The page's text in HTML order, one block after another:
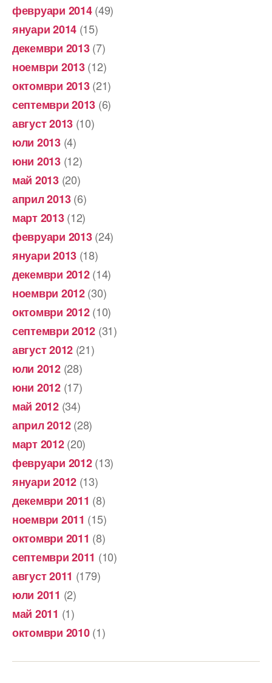
февруари 2014(49)
януари 2014 (15)
декември 2013(7)
ноември 2013(12)
октомври 2013(21)
септември 2013 (6)
август 2013 (10)
юли 2013(4)
юни 2013(12)
май 2013(20)
април 2013(6)
март 2013(12)
февруари 2013(24)
януари 2013 (18)
декември 2012(14)
ноември 2012(30)
октомври 2012(10)
септември 2012 (31)
август 2012 (21)
юли 2012(28)
юни 2012(17)
май 2012(34)
април 2012(28)
март 2012(20)
февруари 2012(13)
януари 2012 (13)
декември 2011 (8)
ноември 2011 (15)
октомври 2011 (8)
септември 2011 (10)
август 2011 (179)
юли 2011 (2)
май 2011 (1)
октомври 2010(1)